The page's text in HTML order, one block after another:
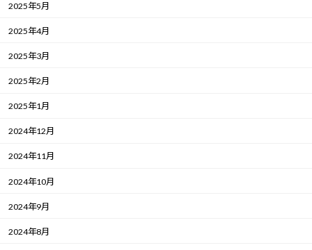
2025年5月
2025年4月
2025年3月
2025年2月
2025年1月
2024年12月
2024年11月
2024年10月
2024年9月
2024年8月